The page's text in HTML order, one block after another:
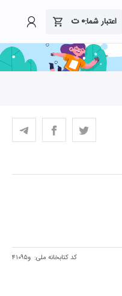
اعتبار شما:۰ت
کد کتابخانه ملی: و۴۱۰۹۵